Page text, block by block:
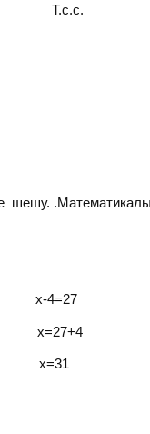
Т.с.с.
4=27